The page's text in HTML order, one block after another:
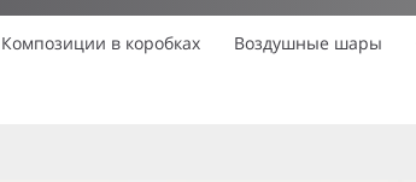
Композиции в коробках Воздушные шары